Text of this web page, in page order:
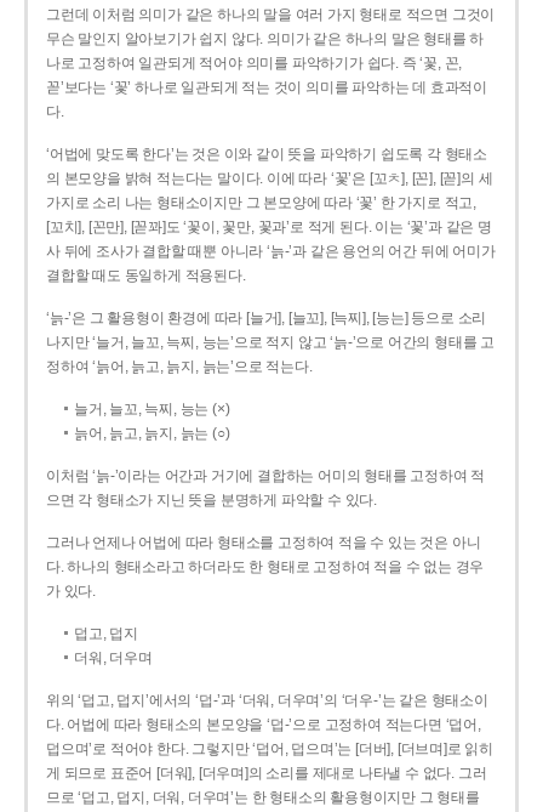
그런데 이처럼 의미가 같은 하나의 말을 여러 가지 형태로 적으면 그것이
무슨 말인지 알아보기가 쉽지 않다. 의미가 같은 하나의 말은 형태를 하
나로 고정하여 일관되게 적어야 의미를 파악하기가 쉽다. 즉 ‘꽃, 꼰,
꼳’보다는 ‘꽃’ 하나로 일관되게 적는 것이 의미를 파악하는 데 효과적이
다.
‘어법에 맞도록 한다’는 것은 이와 같이 뜻을 파악하기 쉽도록 각 형태소
의 본모양을 밝혀 적는다는 말이다. 이에 따라 ‘꽃’은 [꼬ㅊ], [꼰], [꼳]의 세
가지로 소리 나는 형태소이지만 그 본모양에 따라 ‘꽃’ 한 가지로 적고,
[꼬치], [꼰만], [꼳꽈]도 ‘꽃이, 꽃만, 꽃과’로 적게 된다. 이는 ‘꽃’과 같은 명
사 뒤에 조사가 결합할 때뿐 아니라 ‘늙-’과 같은 용언의 어간 뒤에 어미가
결합할 때도 동일하게 적용된다.
‘늙-’은 그 활용형이 환경에 따라 [늘거], [늘꼬], [늑찌], [능는] 등으로 소리
나지만 ‘늘거, 늘꼬, 늑찌, 능는’으로 적지 않고 ‘늙-’으로 어간의 형태를 고
정하여 ‘늙어, 늙고, 늙지, 늙는’으로 적는다.
늘거, 늘꼬, 늑찌, 능는 (×)
늙어, 늙고, 늙지, 늙는 (○)
이처럼 ‘늙-­’이라는 어간과 거기에 결합하는 어미의 형태를 고정하여 적
으면 각 형태소가 지닌 뜻을 분명하게 파악할 수 있다.
그러나 언제나 어법에 따라 형태소를 고정하여 적을 수 있는 것은 아니
다. 하나의 형태소라고 하더라도 한 형태로 고정하여 적을 수 없는 경우
가 있다.
덥고, 덥지
더워, 더우며
위의 ‘덥고, 덥지’에서의 ‘덥-­’과 ‘더워, 더우며’의 ‘더우-­’는 같은 형태소이
다. 어법에 따라 형태소의 본모양을 ‘덥-­’으로 고정하여 적는다면 ‘덥어,
덥으며’로 적어야 한다. 그렇지만 ‘덥어, 덥으며’는 [더버], [더브며]로 읽히
게 되므로 표준어 [더워], [더우며]의 소리를 제대로 나타낼 수 없다. 그러
므로 ‘덥고, 덥지, 더워, 더우며’는 한 형태소의 활용형이지만 그 형태를